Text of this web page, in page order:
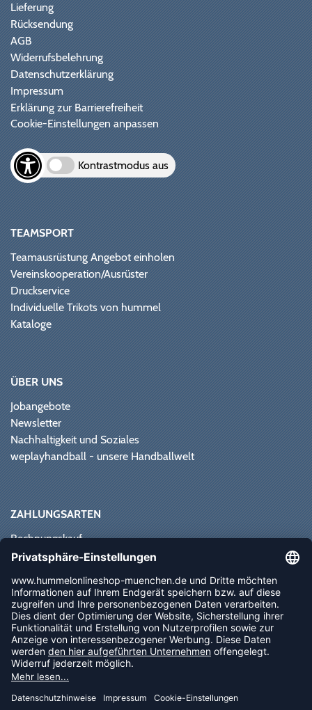
Lieferung
Rücksendung
AGB
Widerrufsbelehrung
Datenschutzerklärung
Impressum
Erklärung zur Barrierefreiheit
Cookie-Einstellungen anpassen
Kontrastmodus aus
TEAMSPORT
Teamausrüstung Angebot einholen
Vereinskooperation/Ausrüster
Druckservice
Individuelle Trikots von hummel
Kataloge
ÜBER UNS
Jobangebote
Newsletter
Nachhaltigkeit und Soziales
weplayhandball - unsere Handballwelt
ZAHLUNGSARTEN
Rechnungskauf
Paypal
Vorkasse
Sofortüberweisung
NEWSLETTER